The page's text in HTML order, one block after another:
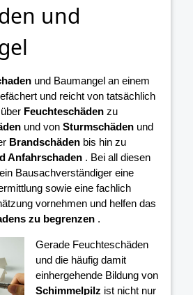
und
und Baumangel an einem
und reicht von tatsächlich
Feuchteschäden zu
und von Sturmschäden und
Brandschäden bis hin zu
Anfahrschaden . Bei all diesen
Bausachverständiger eine
sowie eine fachlich
vornehmen und helfen das
zu begrenzen .
Gerade Feuchteschäden
und die häufig damit
einhergehende Bildung von
Schimmelpilz ist nicht nur